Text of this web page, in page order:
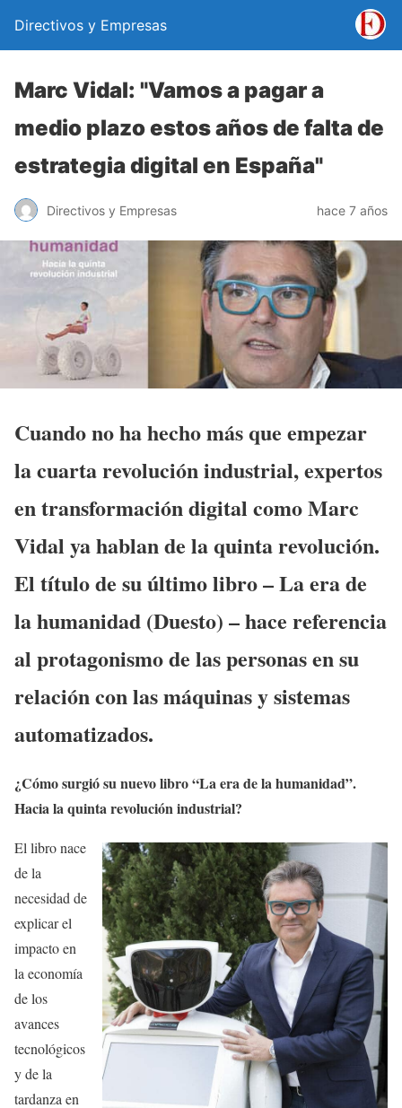
Directivos y Empresas
Marc Vidal: "Vamos a pagar a
medio plazo estos años de falta de
estrategia digital en España"
Directivos y Empresas hace 7 años
Cuando no ha hecho más que empezar
la cuarta revolución industrial, expertos
en transformación digital como Marc
Vidal ya hablan de la quinta revolución.
El título de su último libro – La era de
la humanidad (Duesto) – hace referencia
al protagonismo de las personas en su
relación con las máquinas y sistemas
automatizados.
¿Cómo surgió su nuevo libro “La era de la humanidad”.
Hacia la quinta revolución industrial?
El libro nace
de la
necesidad de
explicar el
impacto en
la economía
de los
avances
tecnológicos
y de la
tardanza en